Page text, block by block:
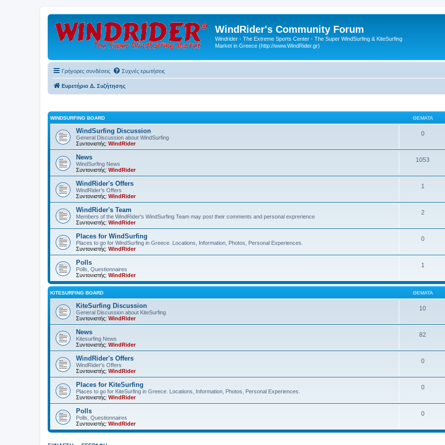
WindRider's Community Forum
Windrider - The Extreme Sports Center - The Super WindSurfing & KiteSurfing
Market in Greece (http://www.WindRider.gr)
Γρήγορες συνδέσεις Συχνές ερωτήσεις
Ευρετήριο Δ. Συζήτησης
WINDSURFING BOARD ΘΈΜΑΤΑ
WindSurfing Discussion
General Discussion about WindSurfing
Συντονιστής: WindRider
0
News
WindSurfing News
Συντονιστής: WindRider
1053
WindRider's Offers
WindRider's Offers
Συντονιστής: WindRider
1
WindRider's Team
Members of the WindRider's WindSurfing Team may post their comments and personal exprerience
Συντονιστής: WindRider
2
Places for WindSurfing
Places to go for WindSurfing in Greece. Locations, Information, Photos, Personal Experiences.
Συντονιστής: WindRider
0
Polls
Polls, Questionnaires
Συντονιστής: WindRider
1
KITESURFING BOARD ΘΈΜΑΤΑ
KiteSurfing Discussion
General Discussion about KiteSurfing
Συντονιστής: WindRider
10
News
Kitesurfing News
Συντονιστής: WindRider
82
WindRider's Offers
WindRider's Offers
Συντονιστής: WindRider
0
Places for KiteSurfing
Places to go for KiteSurfing in Greece. Locations, Information, Photos, Personal Experiences.
Συντονιστής: WindRider
0
Polls
Polls, Questionnaires
Συντονιστής: WindRider
0